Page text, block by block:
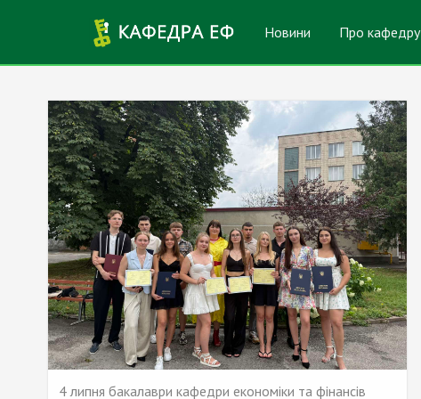
Новини
Про кафедру
4 липня бакалаври кафедри економіки та фінансів